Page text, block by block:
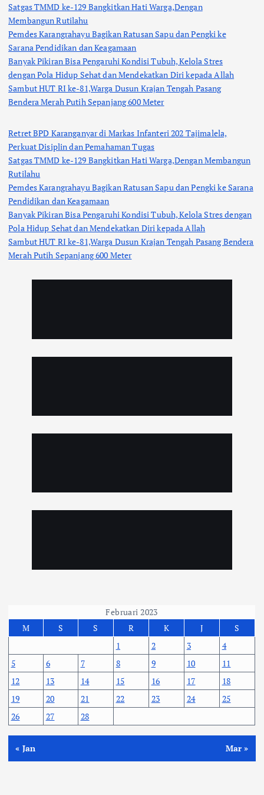
Satgas TMMD ke-129 Bangkitkan Hati Warga,Dengan
Membangun Rutilahu
Pemdes Karangrahayu Bagikan Ratusan Sapu dan Pengki ke
Sarana Pendidikan dan Keagamaan
Banyak Pikiran Bisa Pengaruhi Kondisi Tubuh, Kelola Stres
dengan Pola Hidup Sehat dan Mendekatkan Diri kepada Allah
Sambut HUT RI ke-81,Warga Dusun Krajan Tengah Pasang
Bendera Merah Putih Sepanjang 600 Meter
Retret BPD Karanganyar di Markas Infanteri 202 Tajimalela,
Perkuat Disiplin dan Pemahaman Tugas
Satgas TMMD ke-129 Bangkitkan Hati Warga,Dengan Membangun
Rutilahu
Pemdes Karangrahayu Bagikan Ratusan Sapu dan Pengki ke Sarana
Pendidikan dan Keagamaan
Banyak Pikiran Bisa Pengaruhi Kondisi Tubuh, Kelola Stres dengan
Pola Hidup Sehat dan Mendekatkan Diri kepada Allah
Sambut HUT RI ke-81,Warga Dusun Krajan Tengah Pasang Bendera
Merah Putih Sepanjang 600 Meter
Februari 2023
M
S S R K J
S
1
2 3
4
5
6 7 8 9 10
11
12
13 14 15 16 17
18
19
20 21 22 23 24
25
26
27 28
« Jan Mar »